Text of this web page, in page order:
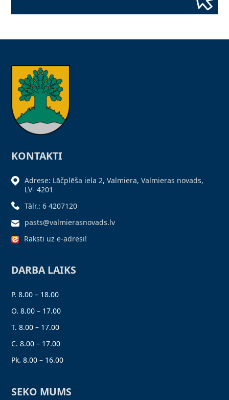
KONTAKTI
Adrese: Lāčplēša iela 2, Valmiera, Valmieras novads,
LV- 4201
Tālr.: 6 4207120
pasts@valmierasnovads.lv
Raksti uz e-adresi!
DARBA LAIKS
P. 8.00 – 18.00
O. 8.00 – 17.00
T. 8.00 – 17.00
C. 8.00 – 17.00
Pk. 8.00 – 16.00
SEKO MUMS